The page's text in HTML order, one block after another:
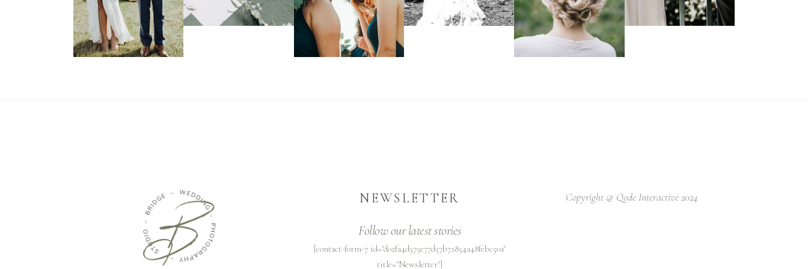
NEWSLETTER
Follow our latest stories
[contact-form-7 id="d02fa4d575e77d57b72854a48febc50a"
title="Newsletter"]
Copyright @ Qode Interactive 2024